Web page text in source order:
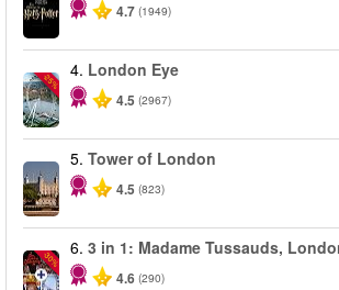
4.7 (1949)
-25%
4. London Eye
4.5 (2967)
5. Tower of London
4.5 (823)
-30%
6. 3 in 1: Madame Tussauds,
4.6 (290)